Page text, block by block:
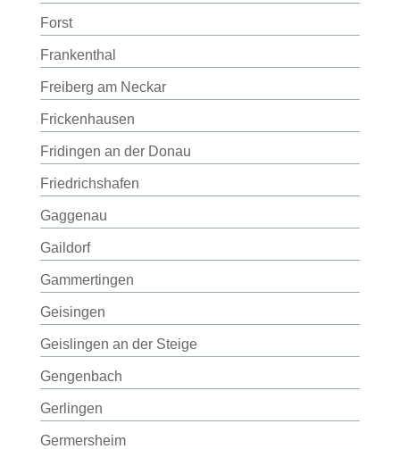
Forst
Frankenthal
Freiberg am Neckar
Frickenhausen
Fridingen an der Donau
Friedrichshafen
Gaggenau
Gaildorf
Gammertingen
Geisingen
Geislingen an der Steige
Gengenbach
Gerlingen
Germersheim